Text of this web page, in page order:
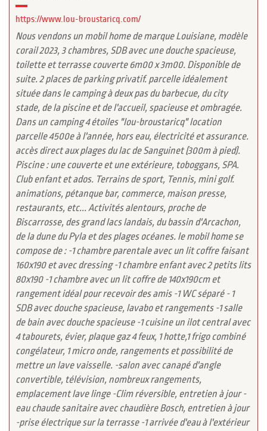
https://www.lou-broustaricq.com/
Nous vendons un mobil home de marque Louisiane, modèle
corail 2023, 3 chambres, SDB avec une douche spacieuse,
toilette et terrasse couverte 6m00 x 3m00. Disponible de
suite. 2 places de parking privatif. parcelle idéalement
située dans le camping à deux pas du barbecue, du city
stade, de la piscine et de l'accueil, spacieuse et ombragée.
Dans un camping 4 étoiles "lou-broustaricq" location
parcelle 4500e à l'année, hors eau, électricité et assurance.
accès direct aux plages du lac de Sanguinet (300m à pied).
Piscine : une couverte et une extérieure, toboggans, SPA.
Club enfant et ados. Terrains de sport, Tennis, mini golf.
animations, pétanque bar, commerce, maison presse,
restaurants, etc... Activités alentours, proche de
Biscarrosse, des grand lacs landais, du bassin d'Arcachon,
de la dune du Pyla et des plages océanes. le mobil home se
compose de : -1 chambre parentale avec un lit coffre faisant
160x190 et avec dressing -1 chambre enfant avec 2 petits lits
80x190 -1 chambre avec un lit coffre de 140x190cm et
rangement idéal pour recevoir des amis -1 WC séparé - 1
SDB avec douche spacieuse, lavabo et rangements -1 salle
de bain avec douche spacieuse -1 cuisine un ilot central avec
4 tabourets, évier, plaque gaz 4 feux, 1 hotte,1 frigo combiné
congélateur, 1 micro onde, rangements et possibilité de
mettre un lave vaisselle. -salon avec canapé d'angle
convertible, télévision, nombreux rangements,
emplacement lave linge -Clim réversible, entretien à jour -
eau chaude sanitaire avec chaudière Bosch, entretien à jour
-prise électrique sur la terrasse -1 arrivée d'eau à l'extérieur